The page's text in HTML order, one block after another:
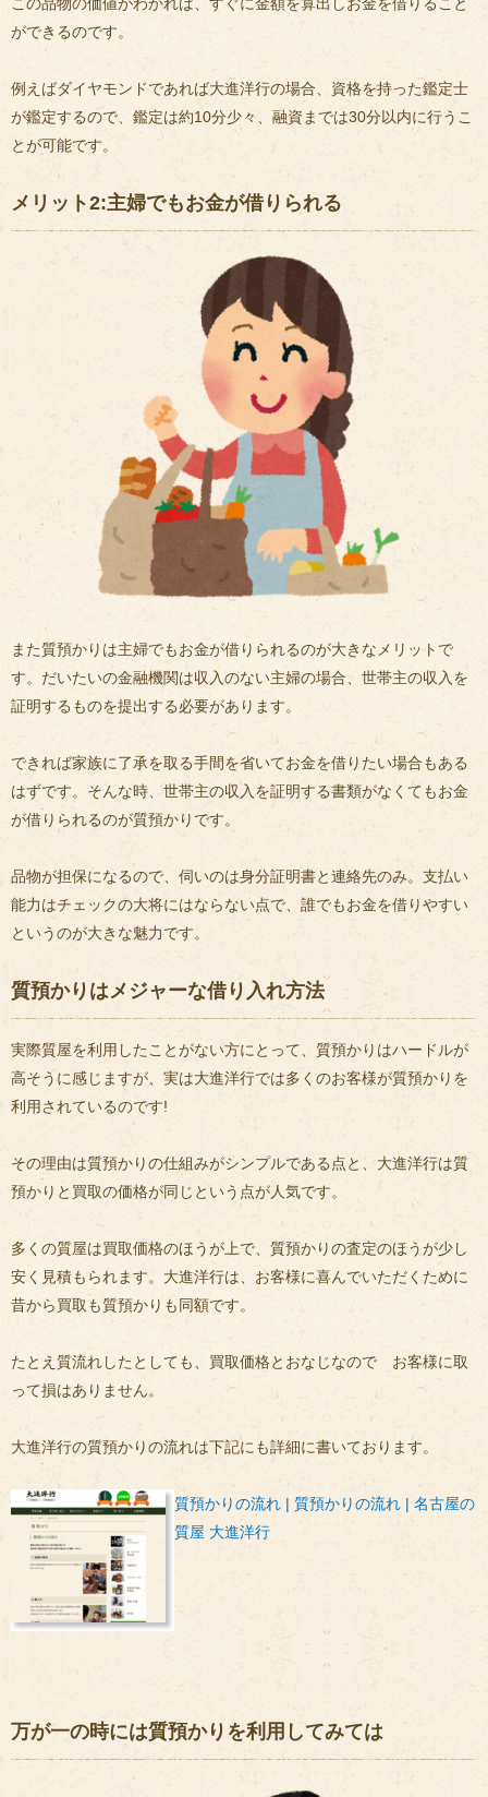
ができるのです。
例えばダイヤモンドであれば大進洋行の場合、資格を持った鑑定士
が鑑定するので、鑑定は約10分少々、融資までは30分以内に行うこ
とが可能です。
メリット2:主婦でもお金が借りられる
また質預かりは主婦でもお金が借りられるのが大きなメリットで
す。だいたいの金融機関は収入のない主婦の場合、世帯主の収入を
証明するものを提出する必要があります。
できれば家族に了承を取る手間を省いてお金を借りたい場合もある
はずです。そんな時、世帯主の収入を証明する書類がなくてもお金
が借りられるのが質預かりです。
品物が担保になるので、伺いのは身分証明書と連絡先のみ。支払い
能力はチェックの大将にはならない点で、誰でもお金を借りやすい
というのが大きな魅力です。
質預かりはメジャーな借り入れ方法
実際質屋を利用したことがない方にとって、質預かりはハードルが
高そうに感じますが、実は大進洋行では多くのお客様が質預かりを
利用されているのです!
その理由は質預かりの仕組みがシンプルである点と、大進洋行は質
預かりと買取の価格が同じという点が人気です。
多くの質屋は買取価格のほうが上で、質預かりの査定のほうが少し
安く見積もられます。大進洋行は、お客様に喜んでいただくために
昔から買取も質預かりも同額です。
たとえ質流れしたとしても、買取価格とおなじなので お客様に取
って損はありません。
大進洋行の質預かりの流れは下記にも詳細に書いております。
質預かりの流れ | 質預かりの流れ | 名古屋の
質屋 大進洋行
万が一の時には質預かりを利用してみては